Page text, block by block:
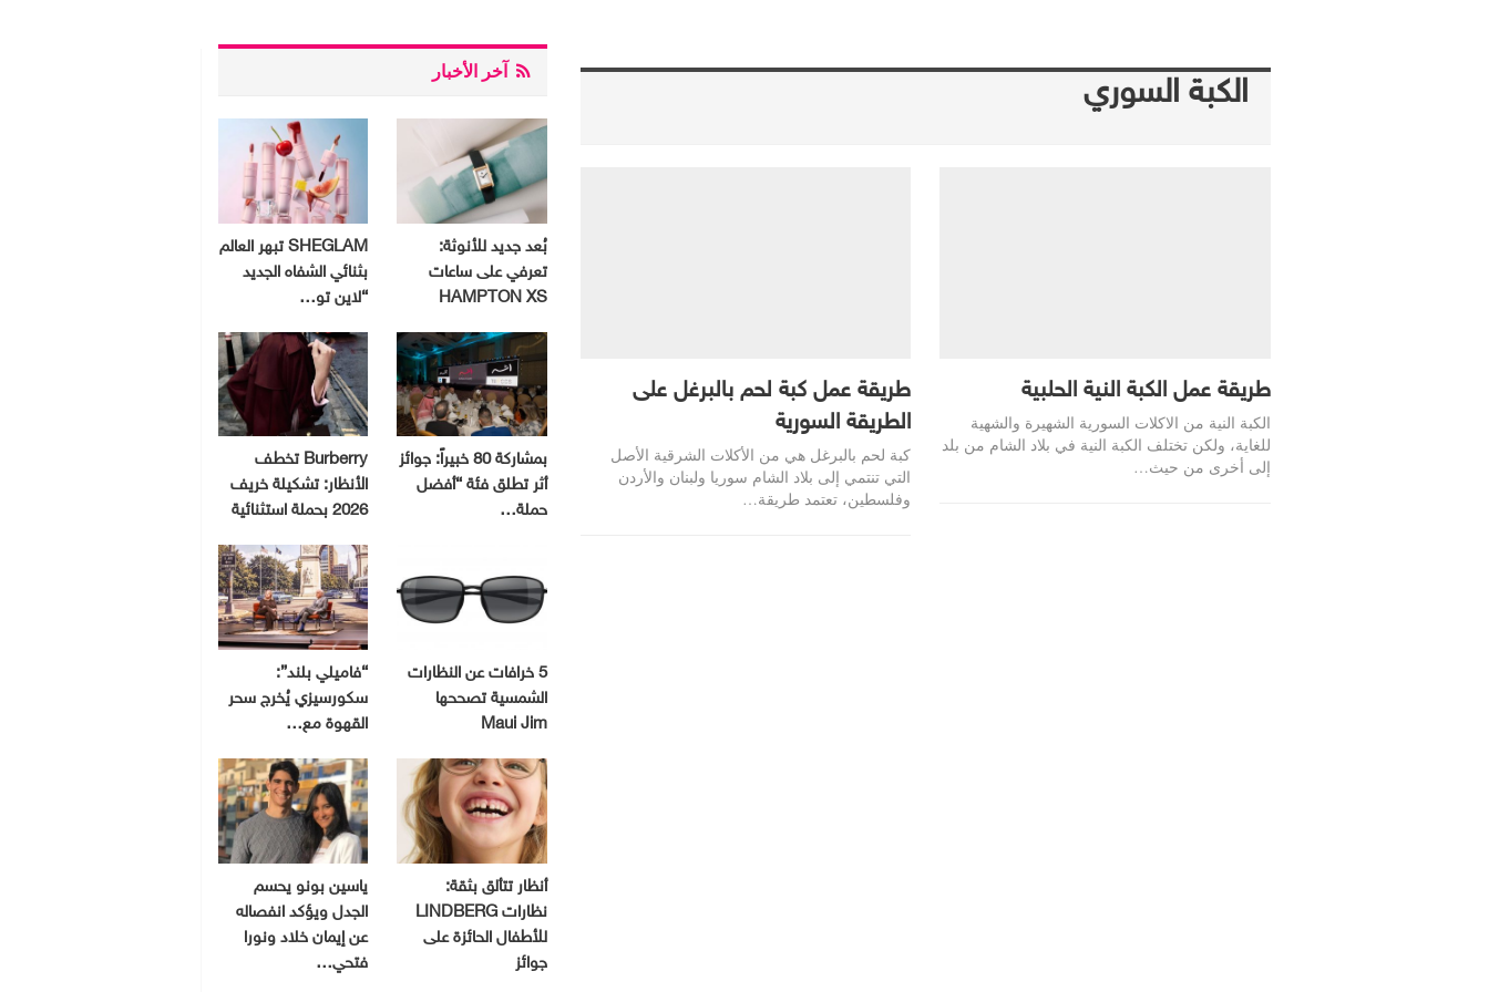
الكبة السوري
طريقة عمل الكبة النية الحلبية
الكبة النية من الاكلات السورية الشهيرة والشهية
للغاية، ولكن تختلف الكبة النية في بلاد الشام من بلد
إلى أخرى من حيث…
طريقة عمل كبة لحم بالبرغل على
الطريقة السورية
كبة لحم بالبرغل هي من الأكلات الشرقية الأصل
التي تنتمي إلى بلاد الشام سوريا ولبنان والأردن
وفلسطين، تعتمد طريقة…
آخر الأخبار
بُعد جديد للأنوثة:
تعرفي على ساعات
HAMPTON XS
SHEGLAM تبهر العالم
بثنائي الشفاه الجديد
“لاين تو…
بمشاركة 80 خبيراً: جوائز
أثر تطلق فئة “أفضل
حملة…
Burberry تخطف
الأنظار: تشكيلة خريف
2026 بحملة استثنائية
5 خرافات عن النظارات
الشمسية تصححها
Maui Jim
“فاميلي بلند”:
سكورسيزي يُخرج سحر
القهوة مع…
أنظار تتألق بثقة:
نظارات LINDBERG
للأطفال الحائزة على
جوائز
ياسين بونو يحسم
الجدل ويؤكد انفصاله
عن إيمان خلاد ونورا
فتحي…